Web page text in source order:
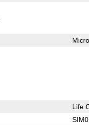
Life
SIM0